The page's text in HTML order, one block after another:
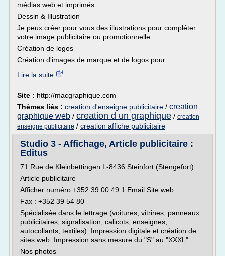
médias web et imprimés.
Dessin & Illustration
Je peux créer pour vous des illustrations pour compléter
votre image publicitaire ou promotionnelle.
Création de logos
Création d'images de marque et de logos pour...
Lire la suite
Site : http://macgraphique.com
Thèmes liés : creation d'enseigne publicitaire / creation
graphique web / creation d un graphique / creation
enseigne publicitaire / creation affiche publicitaire
Studio 3 - Affichage, Article publicitaire :
Editus
71 Rue de Kleinbettingen L-8436 Steinfort (Stengefort)
Article publicitaire
Afficher numéro +352 39 00 49 1 Email Site web
Fax : +352 39 54 80
Spécialisée dans le lettrage (voitures, vitrines, panneaux
publicitaires, signalisation, calicots, enseignes,
autocollants, textiles). Impression digitale et création de
sites web. Impression sans mesure du "S" au "XXXL"
Nos photos